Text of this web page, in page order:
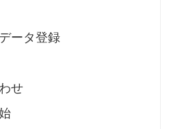
ータ登録
せ